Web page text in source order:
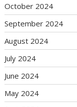
October 2024
September 2024
August 2024
July 2024
June 2024
May 2024